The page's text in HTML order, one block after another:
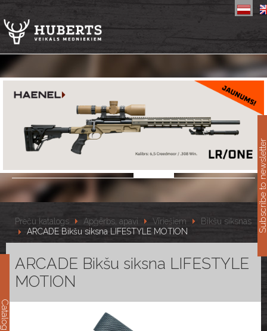
Catalog
Preču katalogs Apģērbs, apavi Vīriešiem
Bikšu siksnas
ARCADE Bikšu siksna LIFESTYLE MOTION
ARCADE Bikšu siksna LIFESTYLE
MOTION
Subscribe